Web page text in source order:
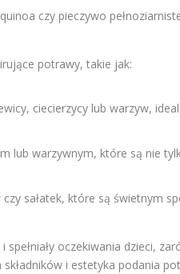
czy pieczywo
potrawy, takie jak:
ciecierzycy lub warzyw,
lub warzywnym, które są nie
sałatek, które są świetnym
oczekiwania dzieci,
i estetyka podania